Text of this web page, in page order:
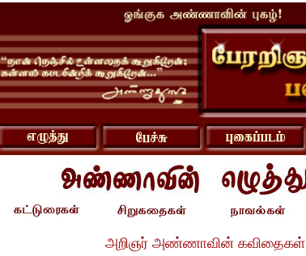
அறிஞர் அண்ணாவின் கவிதைகள்